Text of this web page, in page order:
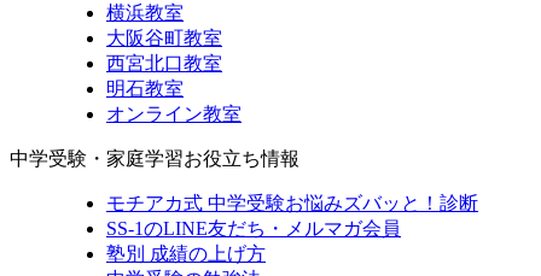
横浜教室
大阪谷町教室
西宮北口教室
明石教室
オンライン教室
中学受験・家庭学習お役立ち情報
モチアカ式 中学受験お悩みズバッと！診断
SS-1のLINE友だち・メルマガ会員
塾別 成績の上げ方